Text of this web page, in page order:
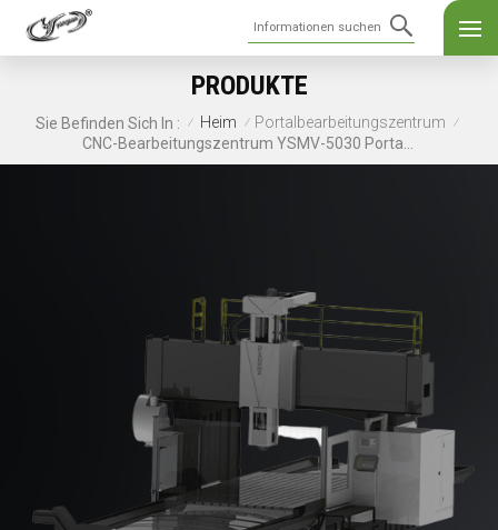
PRODUKTE
Sie Befinden Sich In : / Heim / Portalbearbeitungszentrum /